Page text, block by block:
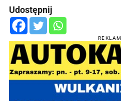
Udostępnij